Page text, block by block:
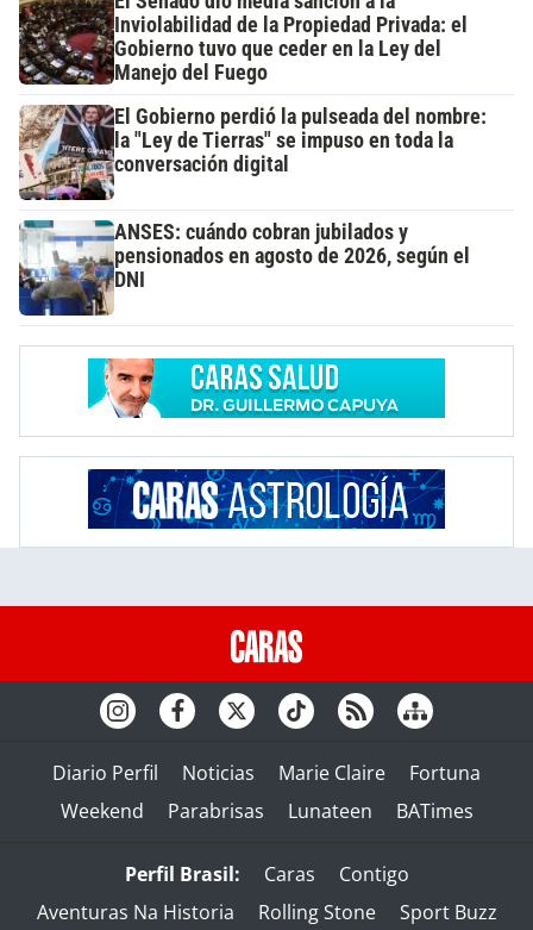
Inviolabilidad de la Propiedad Privada: el
Gobierno tuvo que ceder en la Ley del
Manejo del Fuego
El Gobierno perdió la pulseada del nombre:
la "Ley de Tierras" se impuso en toda la
conversación digital
ANSES: cuándo cobran jubilados y
pensionados en agosto de 2026, según el
DNI
Diario Perfil Noticias Marie Claire
Fortuna
Weekend
Parabrisas Lunateen BATimes
Perfil Brasil: Caras
Contigo
Aventuras Na Historia
Rolling Stone Sport Buzz